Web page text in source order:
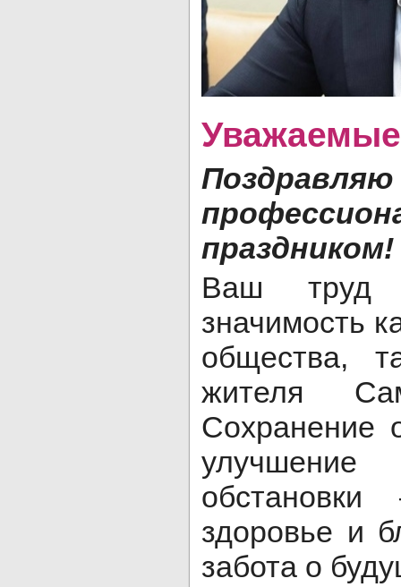
праздником!
Ваш труд
значимость
общества,
жителя
Сохранение
здоровье и
забота о